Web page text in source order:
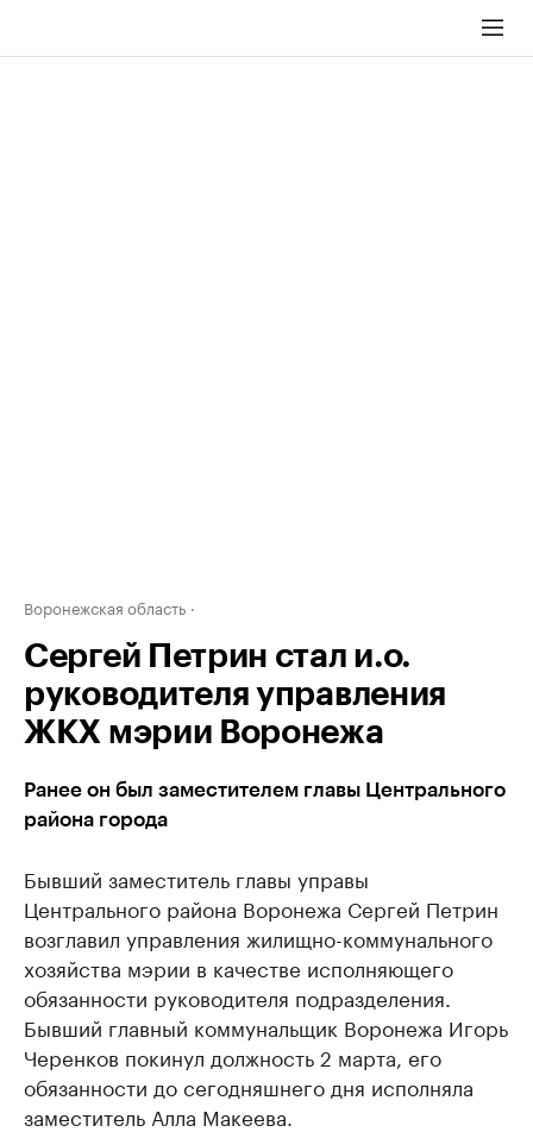
Воронежская область
Сергей Петрин стал и.о.
руководителя управления
ЖКХ мэрии Воронежа
Ранее он был заместителем главы Центрального
района города
Бывший заместитель главы управы
Центрального района Воронежа Сергей Петрин
возглавил управления жилищно-коммунального
хозяйства мэрии в качестве исполняющего
обязанности руководителя подразделения.
Бывший главный коммунальщик Воронежа Игорь
Черенков покинул должность 2 марта, его
обязанности до сегодняшнего дня исполняла
заместитель Алла Макеева.